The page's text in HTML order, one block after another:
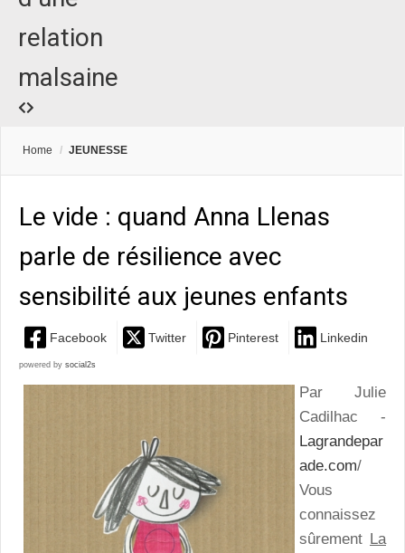
relation
malsaine
Home / JEUNESSE
Le vide : quand Anna Llenas
parle de résilience avec
sensibilité aux jeunes enfants
Facebook Twitter Pinterest Linkedin
powered by social2s
Par Julie
Cadilhac -
Lagrandepar
ade.com/
Vous
connaissez
sûrement La